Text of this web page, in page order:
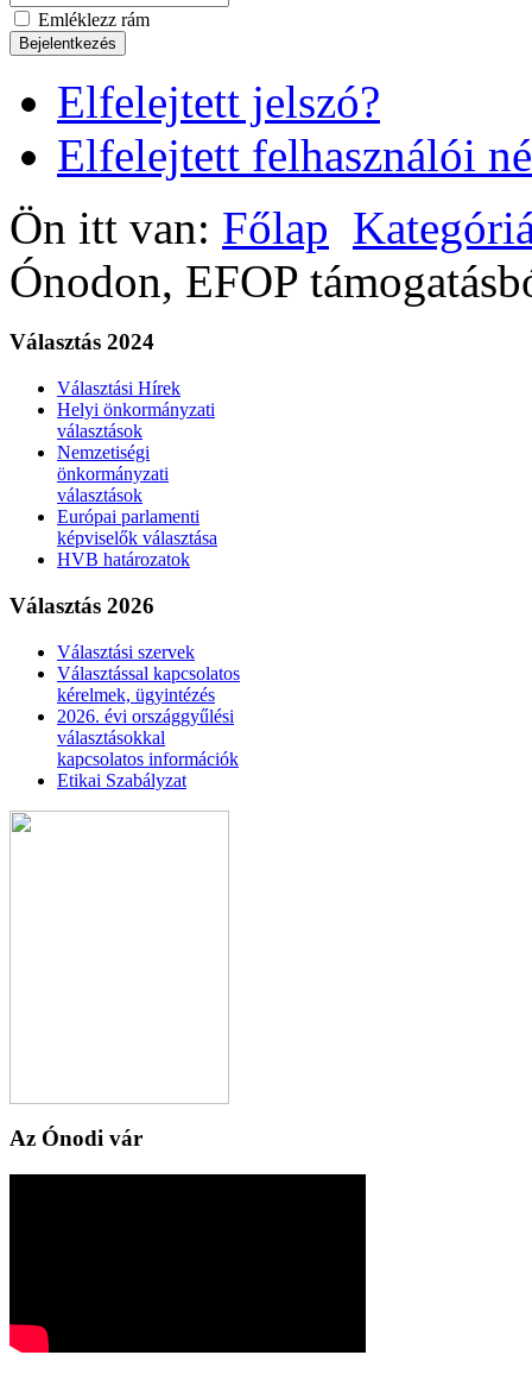
Emléklezz rám
Elfelejtett jelszó?
Elfelejtett felhasználói
Ön itt van: Főlap
Ónodon, EFOP
Választás 2024
Választási Hírek
Helyi önkormányzati
választások
Nemzetiségi
önkormányzati
választások
Európai parlamenti
képviselők választása
HVB határozatok
Választás 2026
Választási szervek
Választással kapcsolatos
kérelmek, ügyintézés
2026. évi országgyűlési
választásokkal
kapcsolatos információk
Etikai Szabályzat
Az Ónodi vár